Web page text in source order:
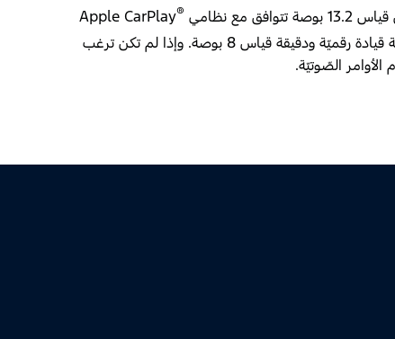
مع نظامي ®
Apple CarPlay
‎، بالإضافة إلى لوحة قيادة رقميّة ودقيقة قياس 8 بوصة. وإذا لم تكن ترغب
الصّوتيّة.